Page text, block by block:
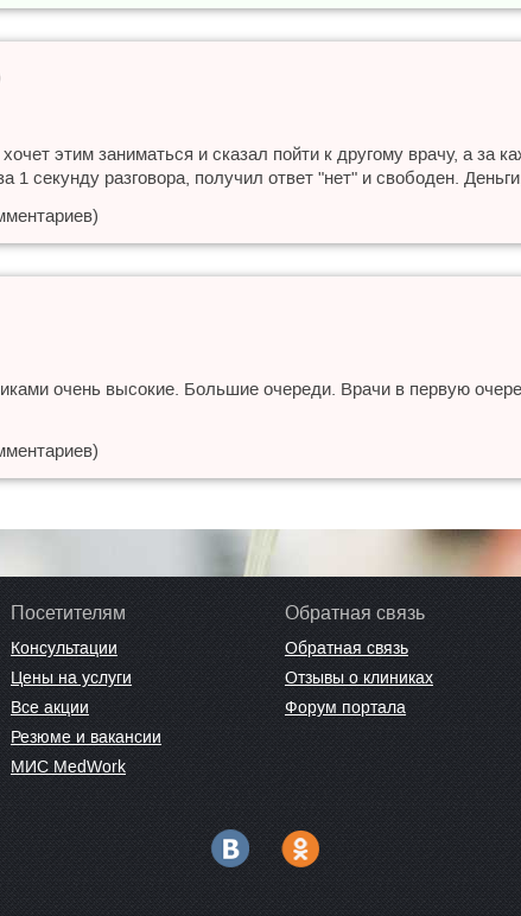
этим заниматься и сказал пойти к другому врачу, а за
1 секунду разговора, получил ответ "нет" и свободен.
очень высокие. Большие очереди. Врачи в первую
Посетителям
Консультации
Цены на услуги
Все акции
Резюме и вакансии
МИС MedWork
Обратная связь
Обратная связь
Отзывы о клиниках
Форум портала